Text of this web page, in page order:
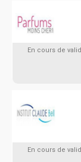
En cours de
En cours de